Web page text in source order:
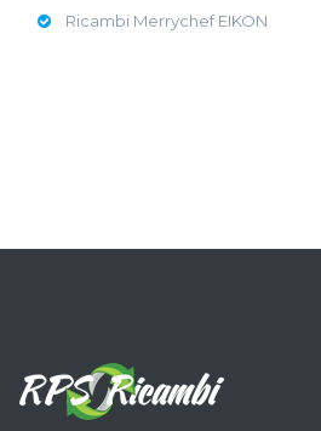
Ricambi Merrychef EIKON